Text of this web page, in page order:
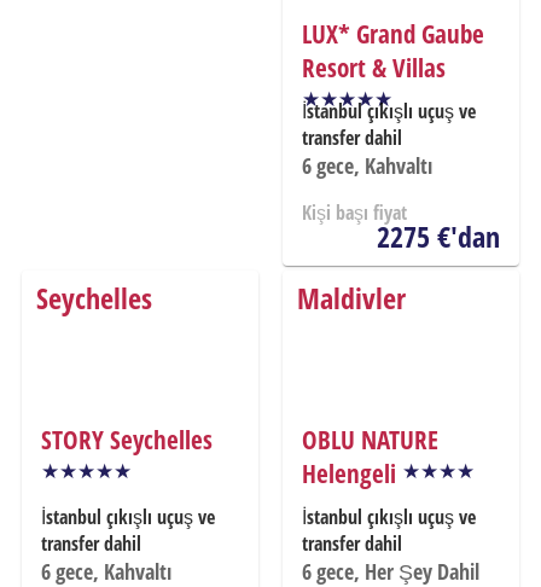
LUX* Grand Gaube
Resort & Villas
İstanbul çıkışlı uçuş ve
transfer dahil
6gece, Kahvaltı
Kişi başı fiyat
2275 €'dan
Seychelles
STORY Seychelles
İstanbul çıkışlı uçuş ve
transfer dahil
6gece, Kahvaltı
Maldivler
OBLU NATURE
Helengeli
İstanbul çıkışlı uçuş ve
transfer dahil
6gece, Her Şey Dahil